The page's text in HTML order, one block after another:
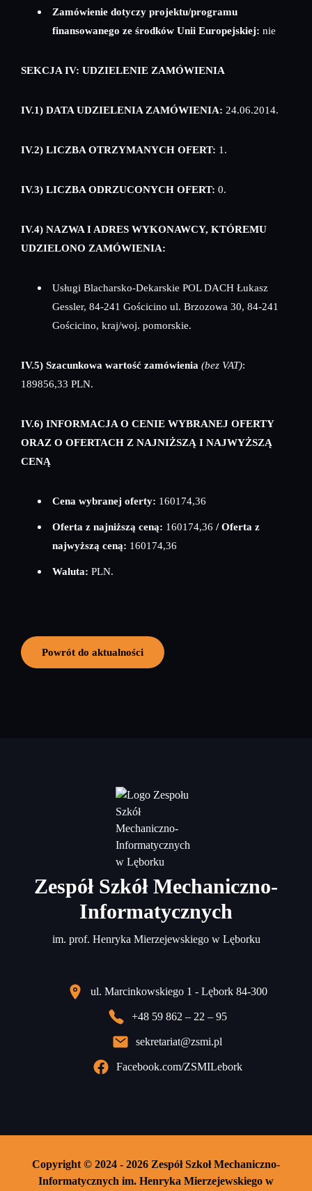
Zamówienie dotyczy projektu/programu
finansowanego ze środków Unii Europejskiej: nie
SEKCJA IV: UDZIELENIE ZAMÓWIENIA
IV.1) DATA UDZIELENIA ZAMÓWIENIA: 24.06.2014.
IV.2) LICZBA OTRZYMANYCH OFERT: 1.
IV.3) LICZBA ODRZUCONYCH OFERT: 0.
IV.4) NAZWA I ADRES WYKONAWCY, KTÓREMU
UDZIELONO ZAMÓWIENIA:
Usługi Blacharsko-Dekarskie POL DACH Łukasz
Gessler, 84-241 Gościcino ul. Brzozowa 30, 84-241
Gościcino, kraj/woj. pomorskie.
IV.5) Szacunkowa wartość zamówienia (bez VAT):
189856,33 PLN.
IV.6) INFORMACJA O CENIE WYBRANEJ OFERTY
ORAZ O OFERTACH Z NAJNIŻSZĄ I NAJWYŻSZĄ
CENĄ
Cena wybranej oferty: 160174,36
Oferta z najniższą ceną: 160174,36 / Oferta z
najwyższą ceną: 160174,36
Waluta: PLN.
Powrót do aktualności
Zespół Szkół Mechaniczno-
Informatycznych
im. prof. Henryka Mierzejewskiego w Lęborku
ul. Marcinkowskiego 1 - Lębork 84-300
+48 59 862 – 22 – 95
sekretariat@zsmi.pl
Facebook.com/ZSMILebork
Copyright © 2024 - 2026 Zespół Szkoł Mechaniczno-
Informatycznych im. Henryka Mierzejewskiego w